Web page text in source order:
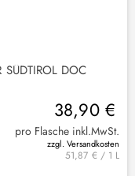
DOC 2
38,90 €
pro Flasche inkl.MwSt.
zzgl. Versandkosten
51,87 € / 1 L